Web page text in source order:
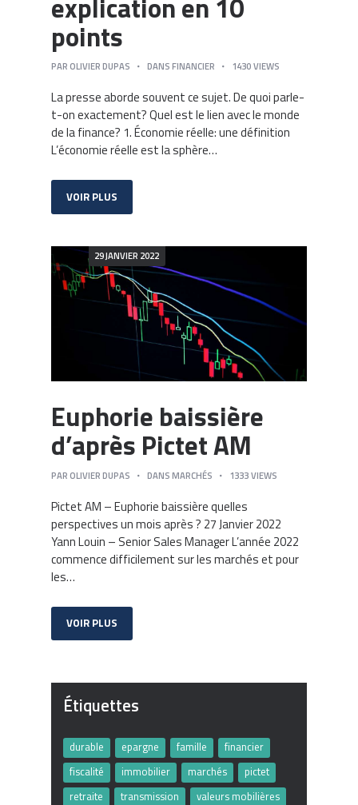
points
PAR OLIVIER DUPAS DANSFINANCIER 1430VIEWS
La presse aborde souvent ce sujet. De quoi parle-
t-on exactement? Quel est le lien avec le monde
de la finance? 1. Économie réelle: une définition
L’économie réelle est la sphère…
VOIR PLUS
29 JANVIER 2022
Euphorie baissière
d’après Pictet AM
PAR OLIVIER DUPAS DANSMARCHÉS 1333VIEWS
Pictet AM – Euphorie baissière quelles
perspectives un mois après ? 27 Janvier 2022
Yann Louin – Senior Sales Manager L’année 2022
commence difficilement sur les marchés et pour
les…
VOIR PLUS
Étiquettes
durable epargne famille
financier
fiscalité
immobilier marchés
pictet
retraite
transmission valeurs mobilières